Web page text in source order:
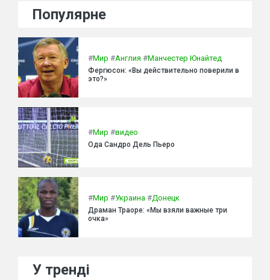
Популярне
#Мир #Англия #Манчестер Юнайтед
Фергюсон: «Вы действительно поверили в
это?»
#Мир #видео
Ода Сандро Дель Пьеро
#Мир #Украина #Донецк
Драман Траоре: «Мы взяли важные три
очка»
У тренді